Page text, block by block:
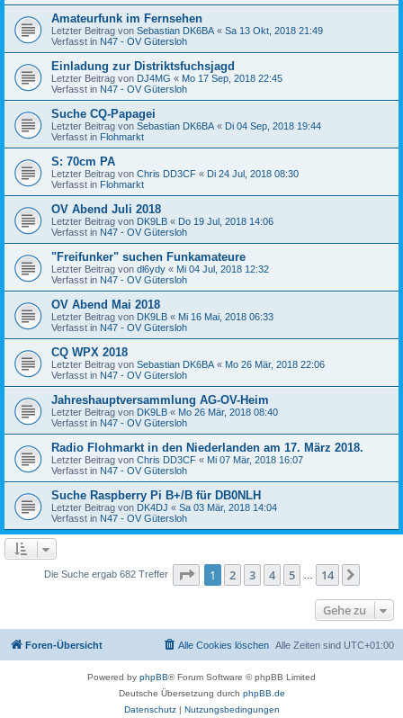
Amateurfunk im Fernsehen
Letzter Beitrag von Sebastian DK6BA « Sa 13 Okt, 2018 21:49
Verfasst in N47 - OV Gütersloh
Einladung zur Distriktsfuchsjagd
Letzter Beitrag von DJ4MG « Mo 17 Sep, 2018 22:45
Verfasst in N47 - OV Gütersloh
Suche CQ-Papagei
Letzter Beitrag von Sebastian DK6BA « Di 04 Sep, 2018 19:44
Verfasst in Flohmarkt
S: 70cm PA
Letzter Beitrag von Chris DD3CF « Di 24 Jul, 2018 08:30
Verfasst in Flohmarkt
OV Abend Juli 2018
Letzter Beitrag von DK9LB « Do 19 Jul, 2018 14:06
Verfasst in N47 - OV Gütersloh
"Freifunker" suchen Funkamateure
Letzter Beitrag von dl6ydy « Mi 04 Jul, 2018 12:32
Verfasst in N47 - OV Gütersloh
OV Abend Mai 2018
Letzter Beitrag von DK9LB « Mi 16 Mai, 2018 06:33
Verfasst in N47 - OV Gütersloh
CQ WPX 2018
Letzter Beitrag von Sebastian DK6BA « Mo 26 Mär, 2018 22:06
Verfasst in N47 - OV Gütersloh
Jahreshauptversammlung AG-OV-Heim
Letzter Beitrag von DK9LB « Mo 26 Mär, 2018 08:40
Verfasst in N47 - OV Gütersloh
Radio Flohmarkt in den Niederlanden am 17. März 2018.
Letzter Beitrag von Chris DD3CF « Mi 07 Mär, 2018 16:07
Verfasst in N47 - OV Gütersloh
Suche Raspberry Pi B+/B für DB0NLH
Letzter Beitrag von DK4DJ « Sa 03 Mär, 2018 14:04
Verfasst in N47 - OV Gütersloh
Die Suche ergab 682 Treffer Seite 1von 14
1 2 3 4 5 14
Gehe zu
Foren-Übersicht Alle Zeiten sind UTC+01:00
Alle Cookies löschen
Powered by phpBB® Forum Software © phpBB Limited
Deutsche Übersetzung durch phpBB.de
Datenschutz| Nutzungsbedingungen